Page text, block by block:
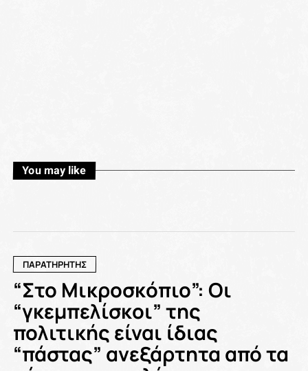
You may like
ΠΑΡΑΤΗΡΗΤΉΣ
“Στο Μικροσκόπιο”: Οι
“γκεμπελίσκοι” της
πολιτικής είναι ίδιας
“πάστας” ανεξάρτητα από τα